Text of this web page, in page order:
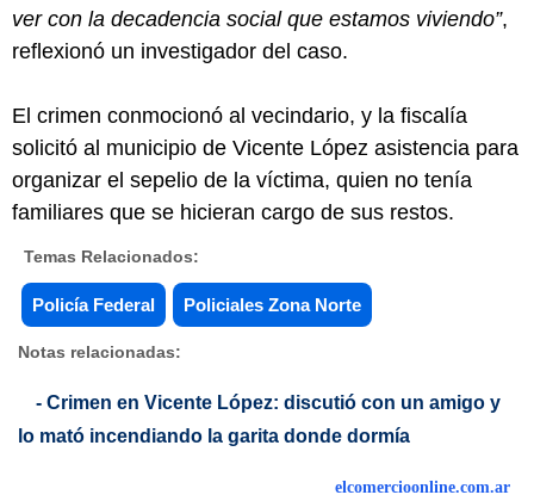
ver con la decadencia social que estamos viviendo”,
reflexionó un investigador del caso.
El crimen conmocionó al vecindario, y la fiscalía
solicitó al municipio de Vicente López asistencia para
organizar el sepelio de la víctima, quien no tenía
familiares que se hicieran cargo de sus restos.
Temas Relacionados:
Policía Federal Policiales Zona Norte
Notas relacionadas:
- Crimen en Vicente López: discutió con un amigo y
lo mató incendiando la garita donde dormía
elcomercioonline.com.ar